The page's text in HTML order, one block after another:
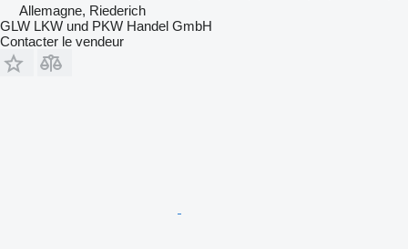
Allemagne, Riederich
GLW LKW und PKW Handel GmbH
Contacter le vendeur